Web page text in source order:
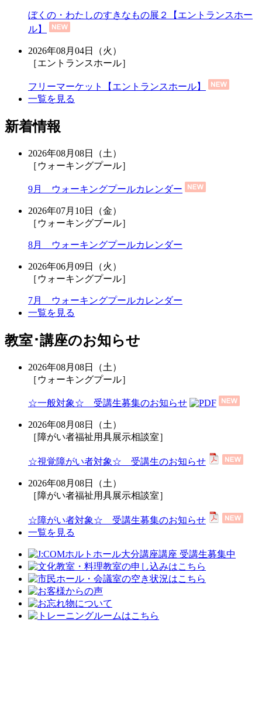
ぼくの・わたしのすきなもの展２【エントランスホー
ル】
2026年08月04日（火）
［エントランスホール］
フリーマーケット【エントランスホール】
一覧を見る
新着情報
2026年08月08日（土）
［ウォーキングプール］
9月 ウォーキングプールカレンダー
2026年07月10日（金）
［ウォーキングプール］
8月 ウォーキングプールカレンダー
2026年06月09日（火）
［ウォーキングプール］
7月 ウォーキングプールカレンダー
一覧を見る
教室･講座のお知らせ
2026年08月08日（土）
［ウォーキングプール］
☆一般対象☆ 受講生募集のお知らせ
2026年08月08日（土）
［障がい者福祉用具展示相談室］
☆視覚障がい者対象☆ 受講生のお知らせ
2026年08月08日（土）
［障がい者福祉用具展示相談室］
☆障がい者対象☆ 受講生募集のお知らせ
一覧を見る